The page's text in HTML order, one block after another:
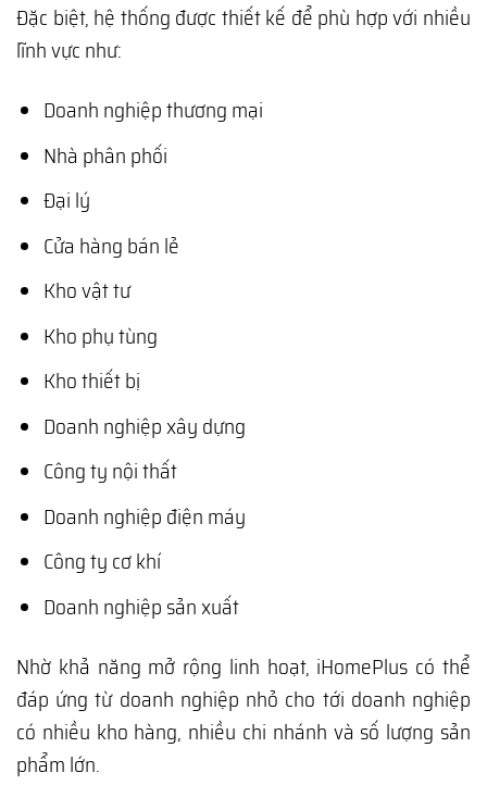
Đặc biệt, hệ thống được thiết kế để phù hợp với nhiều
lĩnh vực như:
Doanh nghiệp thương mại
Nhà phân phối
Đại lý
Cửa hàng bán lẻ
Kho vật tư
Kho phụ tùng
Kho thiết bị
Doanh nghiệp xây dựng
Công ty nội thất
Doanh nghiệp điện máy
Công ty cơ khí
Doanh nghiệp sản xuất
Nhờ khả năng mở rộng linh hoạt, iHomePlus có thể
đáp ứng từ doanh nghiệp nhỏ cho tới doanh nghiệp
có nhiều kho hàng, nhiều chi nhánh và số lượng sản
phẩm lớn.